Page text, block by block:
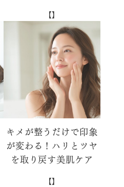
【】
キメが整うだけで印象
が変わる！ハリとツヤ
を取り戻す美肌ケア
【】